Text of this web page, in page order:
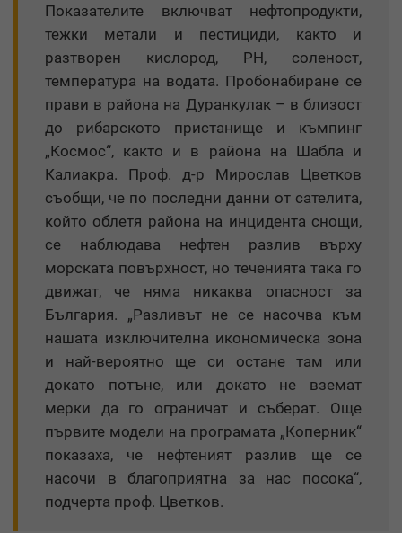
Показателите включват нефтопродукти,
тежки метали и пестициди, както и
разтворен кислород, PH, соленост,
температура на водата. Пробонабиране се
прави в района на Дуранкулак – в близост
до рибарското пристанище и къмпинг
„Космос“, както и в района на Шабла и
Калиакра. Проф. д-р Мирослав Цветков
съобщи, че по последни данни от сателита,
който облетя района на инцидента снощи,
се наблюдава нефтен разлив върху
морската повърхност, но теченията така го
движат, че няма никаква опасност за
България. „Разливът не се насочва към
нашата изключителна икономическа зона
и най-вероятно ще си остане там или
докато потъне, или докато не вземат
мерки да го ограничат и съберат. Още
първите модели на програмата „Коперник“
показаха, че нефтеният разлив ще се
насочи в благоприятна за нас посока“,
подчерта проф. Цветков.